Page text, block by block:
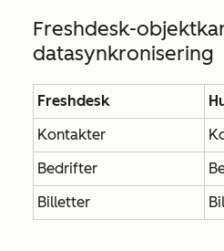
Freshdesk-
datasynkronisering
Freshdesk
Kontakter
Bedrifter
Billetter